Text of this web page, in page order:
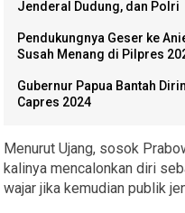
Jenderal Dudung, dan Polri
Pendukungnya Geser ke
Susah Menang di Pilpres
Gubernur Papua Bantah
Capres 2024
Menurut Ujang, sosok
kalinya mencalonkan diri
wajar jika kemudian publik